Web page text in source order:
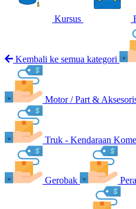
Kursus
Kembali ke semua kategori
Motor / Part &
Truk - Kendaraan
Gerobak